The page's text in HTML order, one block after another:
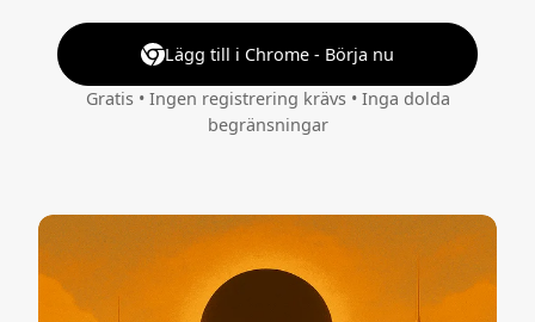
Lägg till i Chrome - Börja nu
Gratis • Ingen registrering krävs • Inga dolda
begränsningar